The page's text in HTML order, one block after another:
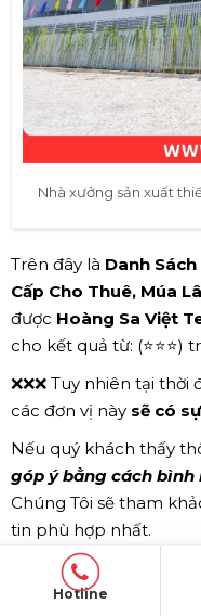
Nhà xưởng sản xuất
Trên đây là Danh
Cấp Cho Thuê, Múa
được Hoàng Sa Việt
cho kết quả từ: (⭐⭐⭐)
❌❌❌ Tuy nhiên tại
các đơn vị này sẽ có
Nếu quý khách thấy
góp ý bằng cách bình
Chúng Tôi sẽ tham
tin phù hợp nhất.
Hoặc quý khách có
(Vui lòng cung cấp
Hotline